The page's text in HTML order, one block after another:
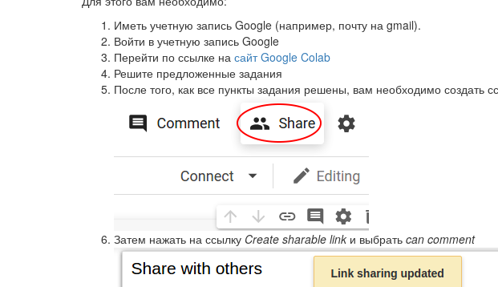
Иметь учетную запись Google (например, почту на gmail).
Войти в учетную запись Google
Перейти по ссылке на сайт Google Colab
Решите предложенные задания
После того, как все пункты задания решены, вам необходимо создать
Затем нажать на ссылку Create sharable link и выбрать can comment